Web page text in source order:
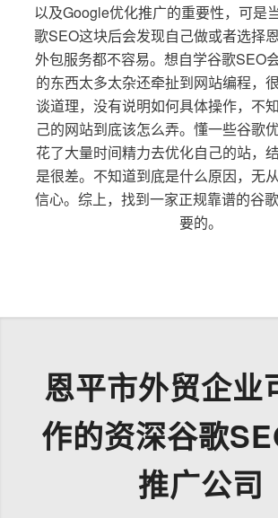
以及Google优化推广的重要性，可是
歌SEO这块后会发现自己做或者选择
外包服务都不容易。想自学谷歌SEO
的东西太多太杂还牵扯到网站编程，
谈道理，没有说明如何具体操作，不
己的网站到底该怎么弄。懂一些谷歌
花了大量时间精力去优化自己的站，
是很差。不知道到底是什么原因，无
信心。综上，找到一家正规靠谱的谷
要的。
恩平市外贸企业
作的资深谷歌
推广公司